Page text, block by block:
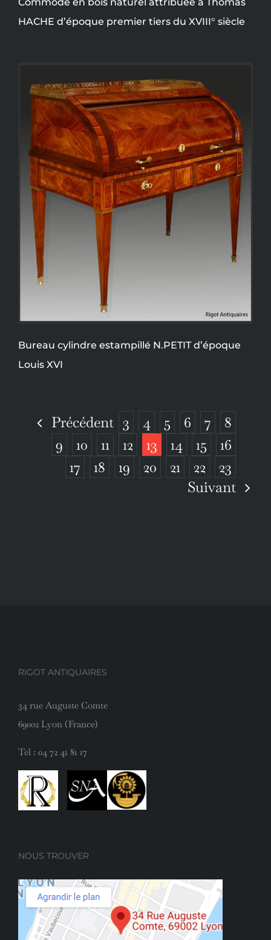
HACHE d’époque premier tiers du XVIII° siècle
Bureau cylindre estampillé N.PETIT d’époque
Louis XVI
Précédent 3 4 5 6 7
8
9
10 11 12 13 14 15
16
17
18 19 20 21 22
23
Suivant
RIGOT ANTIQUAIRES
34 rue Auguste Comte
69002 Lyon (France)
Tel : 04 72 41 81 17
NOUS TROUVER